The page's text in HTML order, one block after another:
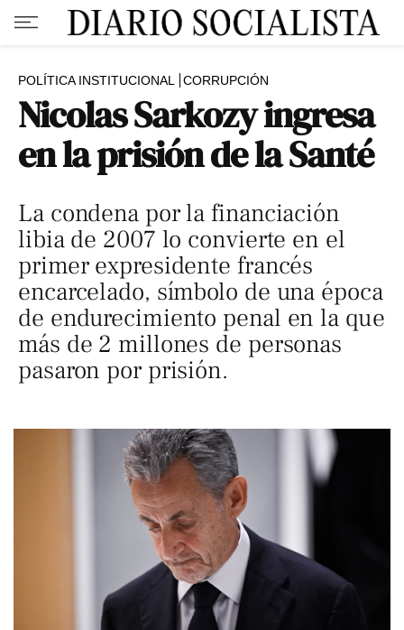
POLÍTICA INSTITUCIONAL CORRUPCIÓN
Nicolas Sarkozy ingresa
en la prisión de la Santé
La condena por la financiación
libia de 2007 lo convierte en el
primer expresidente francés
encarcelado, símbolo de una época
de endurecimiento penal en la que
más de 2 millones de personas
pasaron por prisión.